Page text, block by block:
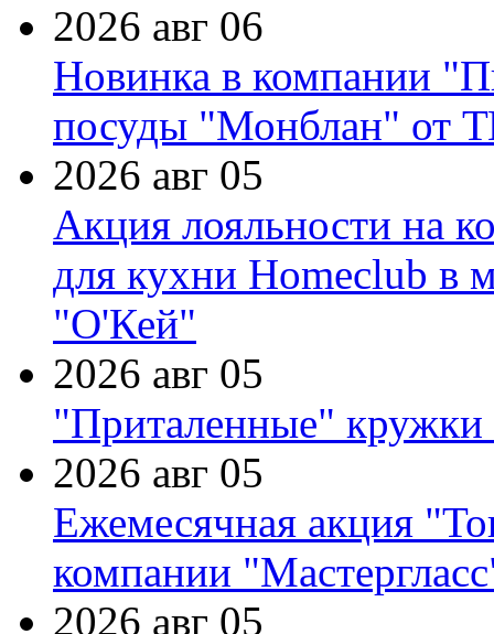
2026 авг 06
Новинка в компании
посуды "Монблан" от
2026 авг 05
Акция лояльности на
для кухни Homeclub в
"О'Кей"
2026 авг 05
"Приталенные" кружки
2026 авг 05
Ежемесячная акция
компании
2026 авг 05